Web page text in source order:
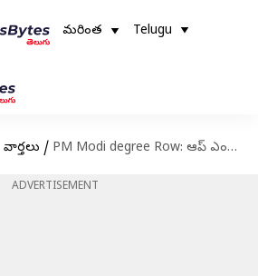
మరింత Telugu
/ PM Modi degree Row: ఆప్ ఎంపీ సంజయ్ సింగ్‌కు భారీ షాక్.. ప్రధాని మోదీ డిగ్రీ కేసులో పిటిషన్‌ తిరస్కరణ
ADVERTISEMENT